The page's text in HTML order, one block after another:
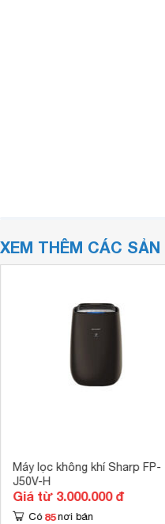
XEM THÊM CÁC
Máy lọc không khí Sharp FP-
J50V-H
Giá từ 3.000.000 đ
Có 85 nơi bán